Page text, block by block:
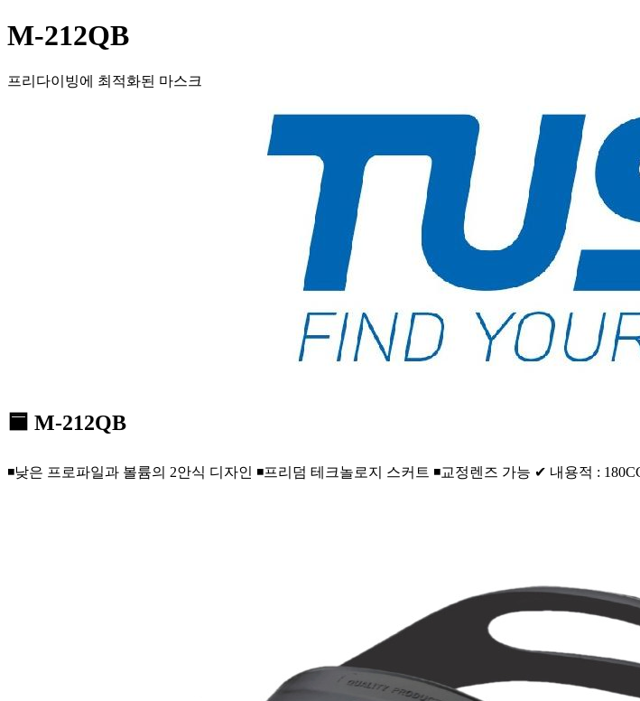
M-212QB
프리다이빙에 최적화된 마스크
🟦 M-212QB
◾낮은 프로파일과 볼륨의 2안식 디자인 ◾프리덤 테크놀로지 스커트 ◾교정렌즈 가능 ✔ 내용적 :